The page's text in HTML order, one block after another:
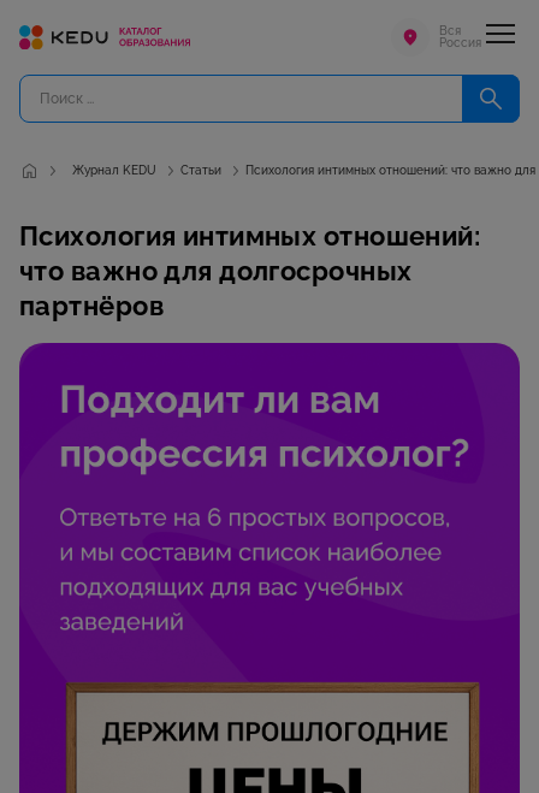
Вся
Россия
Журнал KEDU Статьи Психология интимных отношений: что важно
Психология интимных отношений:
что важно для долгосрочных
партнёров